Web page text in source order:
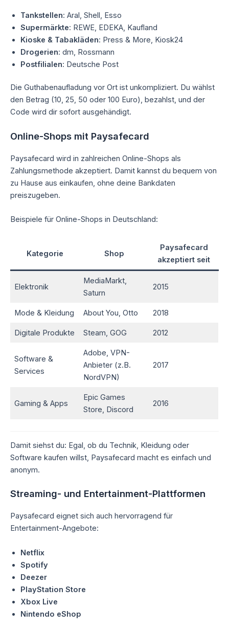
Tankstellen: Aral, Shell, Esso
Supermärkte: REWE, EDEKA, Kaufland
Kioske & Tabakläden: Press & More, Kiosk24
Drogerien: dm, Rossmann
Postfilialen: Deutsche Post
Die Guthabenaufladung vor Ort ist unkompliziert. Du wählst
den Betrag (10, 25, 50 oder 100 Euro), bezahlst, und der
Code wird dir sofort ausgehändigt.
Online-Shops mit Paysafecard
Paysafecard wird in zahlreichen Online-Shops als
Zahlungsmethode akzeptiert. Damit kannst du bequem von
zu Hause aus einkaufen, ohne deine Bankdaten
preiszugeben.
Beispiele für Online-Shops in Deutschland:
Kategorie Shop
Paysafecard
akzeptiert seit
Elektronik
MediaMarkt,
Saturn
2015
Mode & Kleidung About You, Otto 2018
Digitale Produkte Steam, GOG 2012
Software &
Services
Adobe, VPN-
Anbieter (z.B.
NordVPN)
2017
Gaming & Apps
Epic Games
Store, Discord
2016
Damit siehst du: Egal, ob du Technik, Kleidung oder
Software kaufen willst, Paysafecard macht es einfach und
anonym.
Streaming- und Entertainment-Plattformen
Paysafecard eignet sich auch hervorragend für
Entertainment-Angebote:
Netflix
Spotify
Deezer
PlayStation Store
Xbox Live
Nintendo eShop